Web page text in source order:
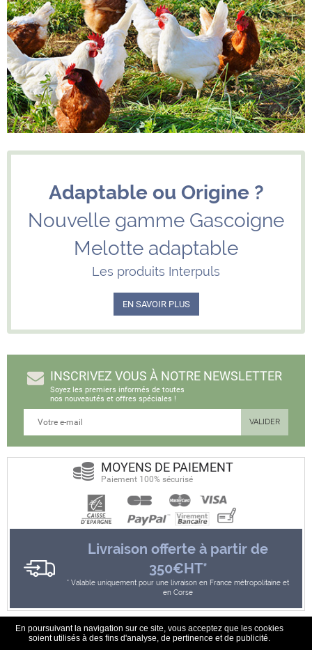
Adaptable ou Origine ?
Nouvelle gamme Gascoigne
Melotte adaptable
Les produits Interpuls
EN SAVOIR PLUS
INSCRIVEZ VOUS À NOTRE NEWSLETTER
Soyez les premiers informés de toutes
nos nouveautés et offres spéciales !
MOYENS DE PAIEMENT
Paiement 100% sécurisé
Livraison offerte à partir de
350€HT*
Valable uniquement pour une livraison en France métropolitaine et
en Corse
En poursuivant la navigation sur ce site, vous acceptez que les cookies
soient utilisés à des fins d'analyse, de pertinence et de publicité.